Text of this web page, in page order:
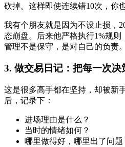
砍掉。这样即使连续错10次，你
我有个朋友就是因为不设止损，
态崩盘。后来他严格执行1%规
管理不是保守，是对自己的负责。
3. 做交易日记：把每一次决
这是很多高手都在坚持，却被新
后，记录下：
进场理由是什么？
当时的情绪如何？
哪里做得好，哪里出了问题